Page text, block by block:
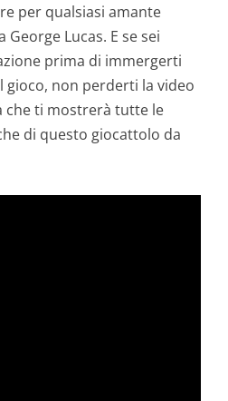
per qualsiasi amante
Lucas. E se sei
prima di immergerti
gioco, non perderti la video
che ti mostrerà tutte le
di questo giocattolo da